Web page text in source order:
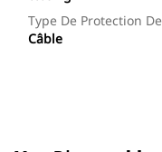
Type De Protection
Câble